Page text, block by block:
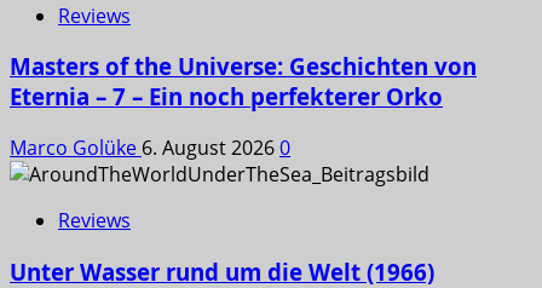
Reviews
Masters of the Universe: Geschichten von
Eternia – 7 – Ein noch perfekterer Orko
Marco Golüke 6. August 20260
Reviews
Unter Wasser rund um die Welt (1966)